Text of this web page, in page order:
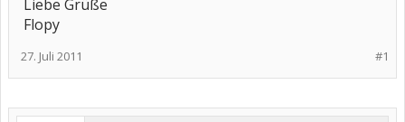
Liebe Grüße
Flopy
#1
27. Juli 2011